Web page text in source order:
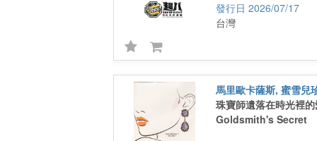
2026/07/17
台灣
馬里歐卡薩斯, 蜜雪兒
珠寶師遺落在時光裡
Goldsmith's Secret